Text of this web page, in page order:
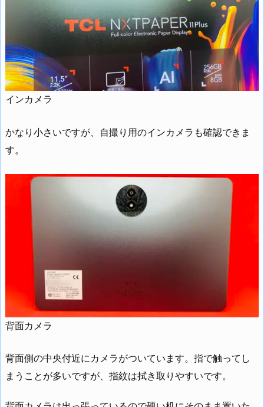
インカメラ
かなり小さいですが、自撮り用のインカメラも確認できま
す。
背面カメラ
背面側の中央付近にカメラがついています。指で触ってし
まうことが多いですが、指紋は拭き取りやすいです。